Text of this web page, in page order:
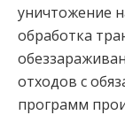
уничтожение
обработка
отходов с
программ